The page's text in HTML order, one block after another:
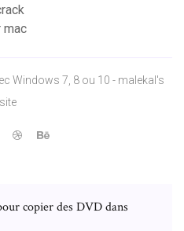
mac
Windows 7, 8 ou 10 - malekal's
site
copier des DVD dans